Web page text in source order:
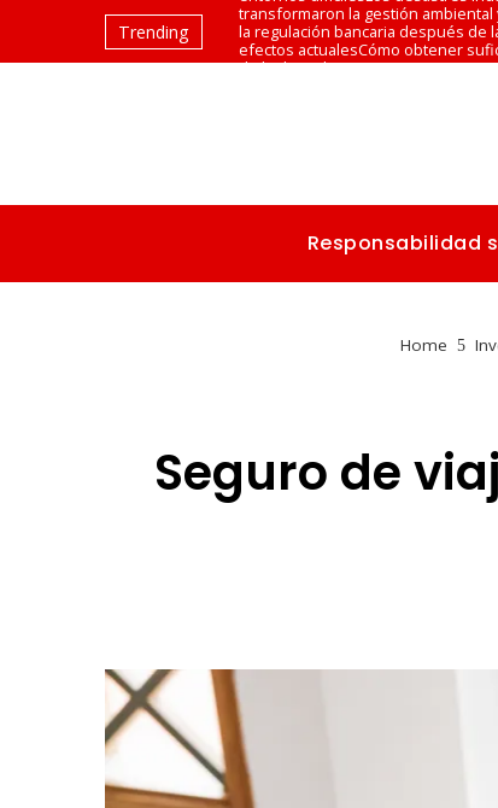
Trending
transformaron la gestión ambiental
la regulación bancaria después de
efectos actualesCómo obtener
de la dieta diaria y sus ventajasLas
Responsabilidad
Home
Seguro de